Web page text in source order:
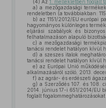
(4) Az 1. mellékletben foglalt
a) a mezőgazdasági
rendeletben (a továbbiakban:
b) az 1151/2012/EU európai
hagyományos különleges
eljárási szabályok és
felhatalmazáson alapuló
c) a mezőgazdasági
tanácsi rendelet hatályon kívül
d) a szeszes italok
tanácsi rendelet hatályon kívül
e) az Európai Unió
alkalmazásáról szóló, 2013.
f) az agrár- és erdészeti
g) a Szerződés 107. és 108.
2014. június 17-i 651/2014/EU
foglalt